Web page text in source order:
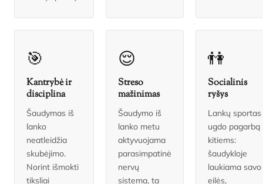
🎯
Kantrybė ir
disciplina
Šaudymas iš
lanko
neatleidžia
skubėjimo.
Norint išmokti
tiksliai
😌
Streso
mažinimas
Šaudymo iš
lanko metu
aktyvuojama
parasimpatinė
nervų
sistema, ta
👫
Socialinis
ryšys
Lankų sportas
ugdo pagarbą
kitiems:
šaudykloje
laukiama savo
eilės,